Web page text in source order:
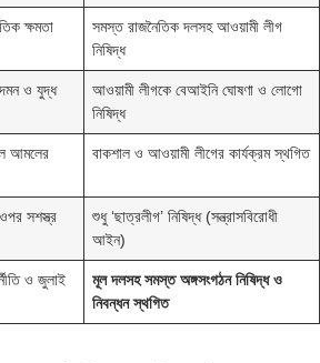
ক্ষমতা
সমস্ত রাজনৈতিক দলসহ আওয়ামী লীগ
নিষিদ্ধ
দমন ও যুদ্ধ
আওয়ামী লীগকে বেআইনি ঘোষণা ও লোগো
নিষিদ্ধ
আমলের
বাকশাল ও আওয়ামী লীগের কার্যক্রম স্থগিত
ওপর সশস্ত্র
শুধু ‘ছাত্রলীগ’ নিষিদ্ধ (সন্ত্রাসবিরোধী
আইন)
ও জুলাই
মূল দলসহ সমস্ত অঙ্গসংগঠন নিষিদ্ধ ও
নিবন্ধন স্থগিত